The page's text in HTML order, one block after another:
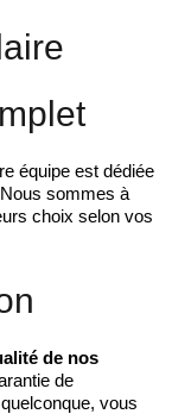
équipe est dédiée
sommes à
choix selon vos
de nos
de
vous